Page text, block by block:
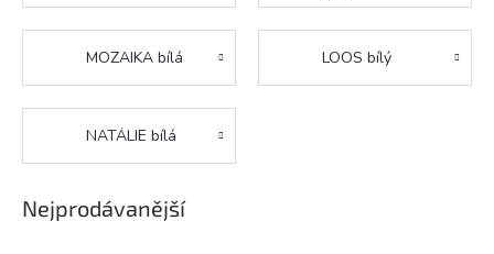
MOZAIKA bílá LOOS bílý
NATÁLIE bílá
Nejprodávanější